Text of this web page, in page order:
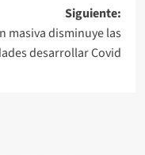
Siguiente:
masiva disminuye las
desarrollar Covid